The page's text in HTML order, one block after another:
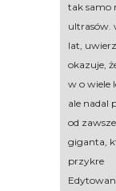
tak samo
ultrasów.
lat,
okazuje,
w o wiele
ale nadal
od
giganta,
przykre